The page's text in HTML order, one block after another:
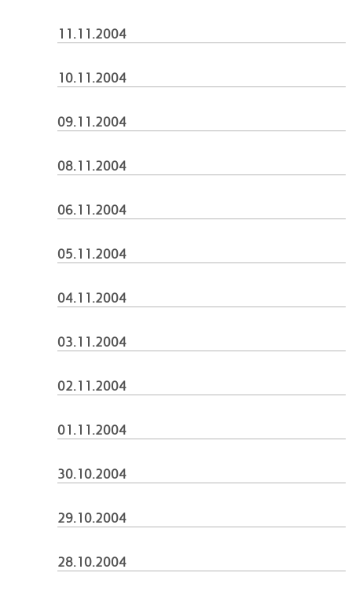
11.11.2004
10.11.2004
09.11.2004
08.11.2004
06.11.2004
05.11.2004
04.11.2004
03.11.2004
02.11.2004
01.11.2004
30.10.2004
29.10.2004
28.10.2004